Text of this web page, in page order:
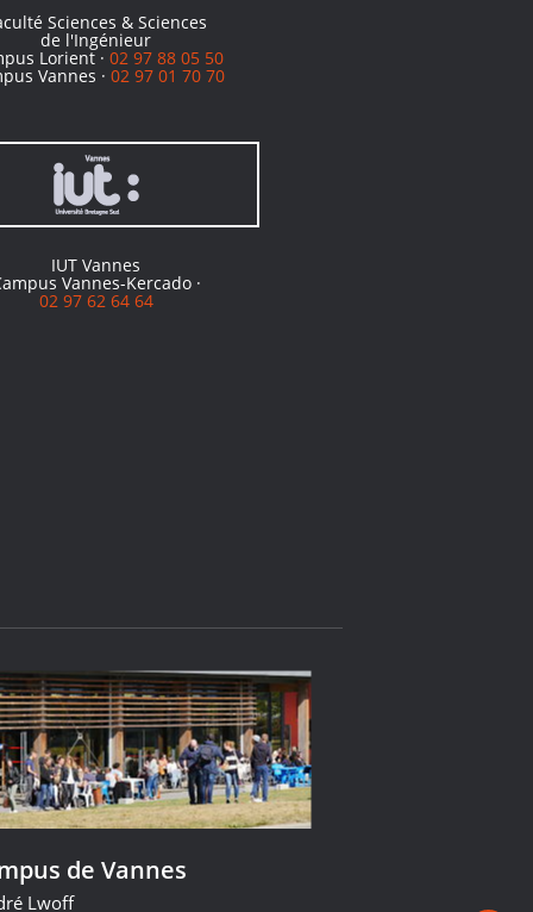
Sciences & Sciences
de l'Ingénieur
Lorient · 02 97 88 05 50
Vannes · 02 97 01 70 70
IUT Vannes
Vannes-Kercado ·
02 97 62 64 64
de Vannes
Lwoff